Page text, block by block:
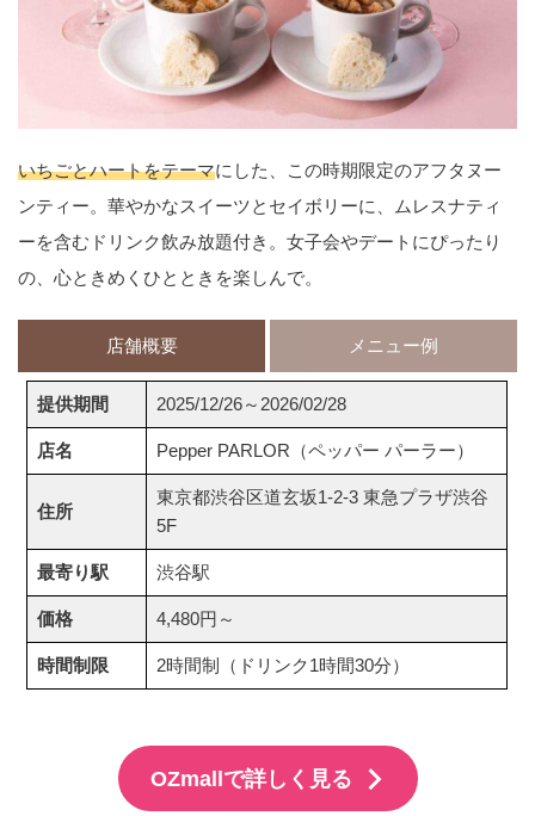
いちごとハートをテーマにした、この時期限定のアフタヌー
ンティー。華やかなスイーツとセイボリーに、ムレスナティ
ーを含むドリンク飲み放題付き。女子会やデートにぴったり
の、心ときめくひとときを楽しんで。
店舗概要 メニュー例
提供期間 2025/12/26～2026/02/28
店名 Pepper PARLOR（ペッパー パーラー）
住所
東京都渋谷区道玄坂1-2-3 東急プラザ渋谷
5F
最寄り駅 渋谷駅
価格 4,480円～
時間制限 2時間制（ドリンク1時間30分）
OZmallで詳しく見る